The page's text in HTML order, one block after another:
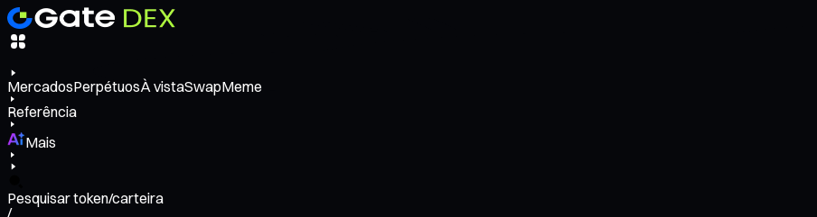
MercadosPerpétuosÀ vistaSwapMeme
Referência
Mais
Pesquisar token/carteira
/